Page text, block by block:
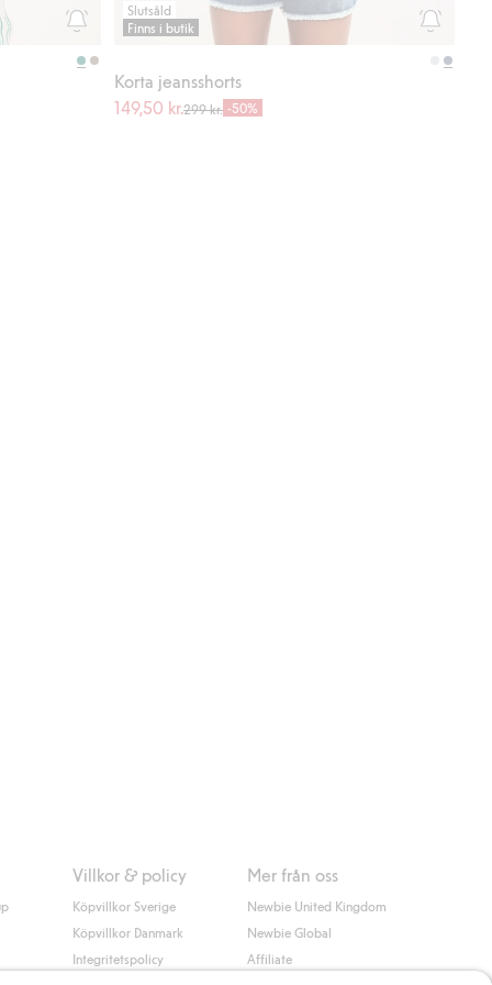
Slutsåld
Finns i butik
Korta jeansshorts
149,50 kr.299 kr. -50%
Villkor & policy
Köpvillkor Sverige
Köpvillkor Danmark
Integritetspolicy
Mer från oss
Newbie United Kingdom
Newbie Global
Affiliate